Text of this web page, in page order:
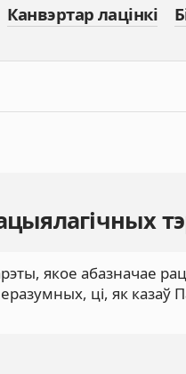
Канвэртар лацінкі
якое абазначае
ці, як казаў